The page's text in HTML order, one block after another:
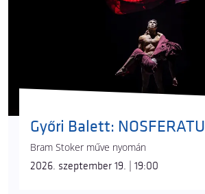
Győri Balett: NOSFERATU
Bram Stoker műve nyomán
2026. szeptember 19. | 19:00